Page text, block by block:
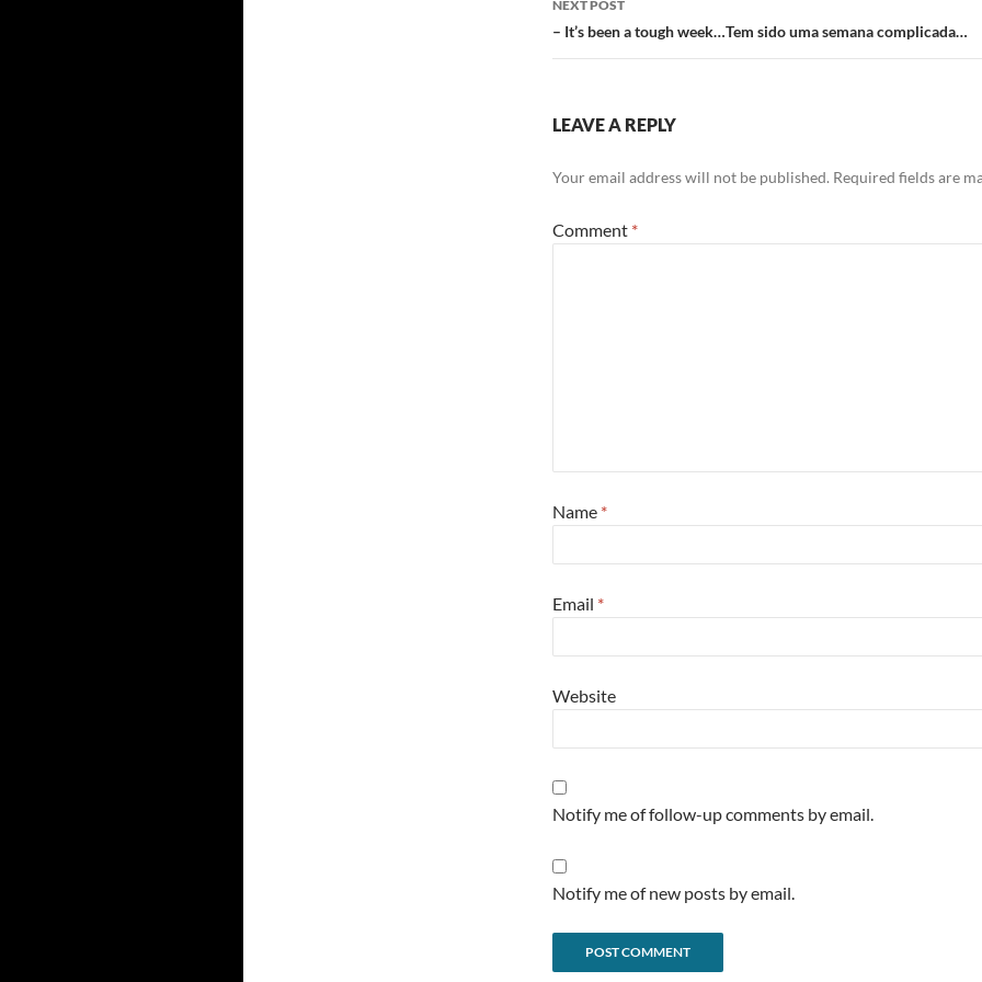
NEXT POST
– It’s been a tough week…Tem sido uma semana complicada…
LEAVE A REPLY
Your email address will not be published. Required fields are
Comment *
Name *
Email *
Website
Notify me of follow-up comments by email.
Notify me of new posts by email.